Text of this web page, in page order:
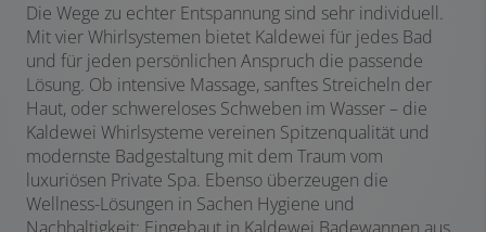
Die Wege zu echter Entspannung sind sehr individuell.
Mit vier Whirlsystemen bietet Kaldewei für jedes Bad
und für jeden persönlichen Anspruch die passende
Lösung. Ob intensive Massage, sanftes Streicheln der
Haut, oder schwereloses Schweben im Wasser – die
Kaldewei Whirlsysteme vereinen Spitzenqualität und
modernste Badgestaltung mit dem Traum vom
luxuriösen Private Spa. Ebenso überzeugen die
Wellness-Lösungen in Sachen Hygiene und